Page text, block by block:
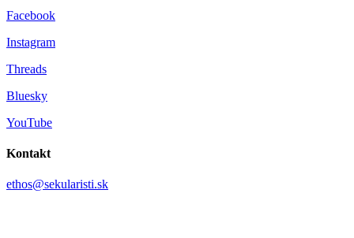
Facebook
Instagram
Threads
Bluesky
YouTube
Kontakt
ethos@sekularisti.sk